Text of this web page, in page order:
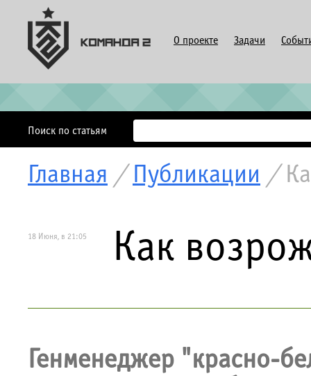
О проекте Задачи
Поиск по статьям
Главная / Публикации /
18 Июня, в 21:05 Как
Генменеджер "красно-